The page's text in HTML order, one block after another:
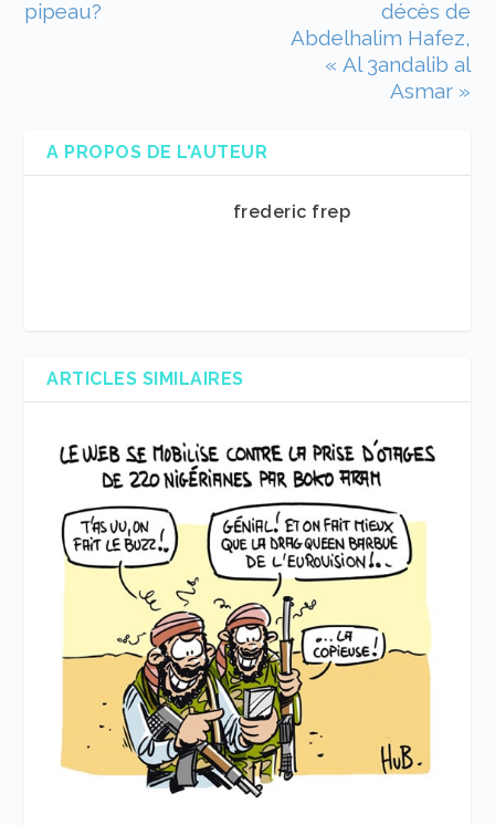
pipeau?
décès de
Abdelhalim Hafez,
« Al 3andalib al
Asmar »
A PROPOS DE L'AUTEUR
frederic frep
ARTICLES SIMILAIRES